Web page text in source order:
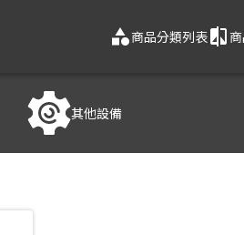
category商品分類列表compare
其他設備